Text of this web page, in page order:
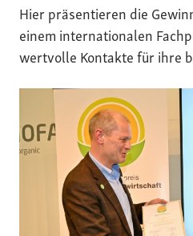
Hier präsentieren die
einem internationalen
wertvolle Kontakte für ihre